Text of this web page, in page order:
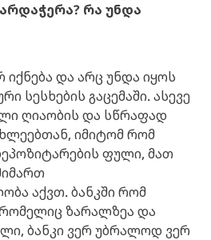
რა უნდა
იქნება და არც უნდა იყოს
სესხების გაცემაში. ასევე
ღიაობის და სწრაფად
იმიტომ რომ
ფული, მათ
აქვთ. ბანკში რომ
რომელიც ზარალზეა და
ბანკი ვერ უბრალოდ ვერ